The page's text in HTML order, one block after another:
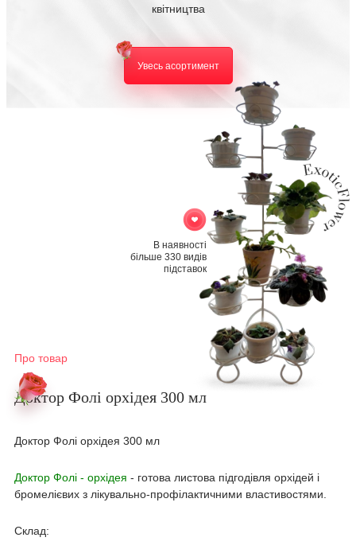
квітництва
Увесь асортимент
В наявності
більше 330 видів
підставок
Про товар
Доктор Фолі орхідея 300 мл
Доктор Фолі орхідея 300 мл
Доктор Фолі - орхідея - готова листова підгодівля орхідей і
бромелієвих з лікувально-профілактичними властивостями.
Склад: